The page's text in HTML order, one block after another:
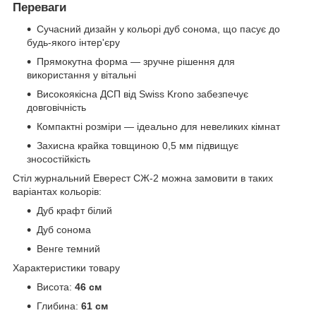
Переваги
Сучасний дизайн у кольорі дуб сонома, що пасує до
будь-якого інтер'єру
Прямокутна форма — зручне рішення для
використання у вітальні
Високоякісна ДСП від Swiss Krono забезпечує
довговічність
Компактні розміри — ідеально для невеликих кімнат
Захисна крайка товщиною 0,5 мм підвищує
зносостійкість
Стіл журнальний Еверест СЖ-2 можна замовити в таких
варіантах кольорів:
Дуб крафт білий
Дуб сонома
Венге темний
Характеристики товару
Висота: 46 см
Глибина: 61 см